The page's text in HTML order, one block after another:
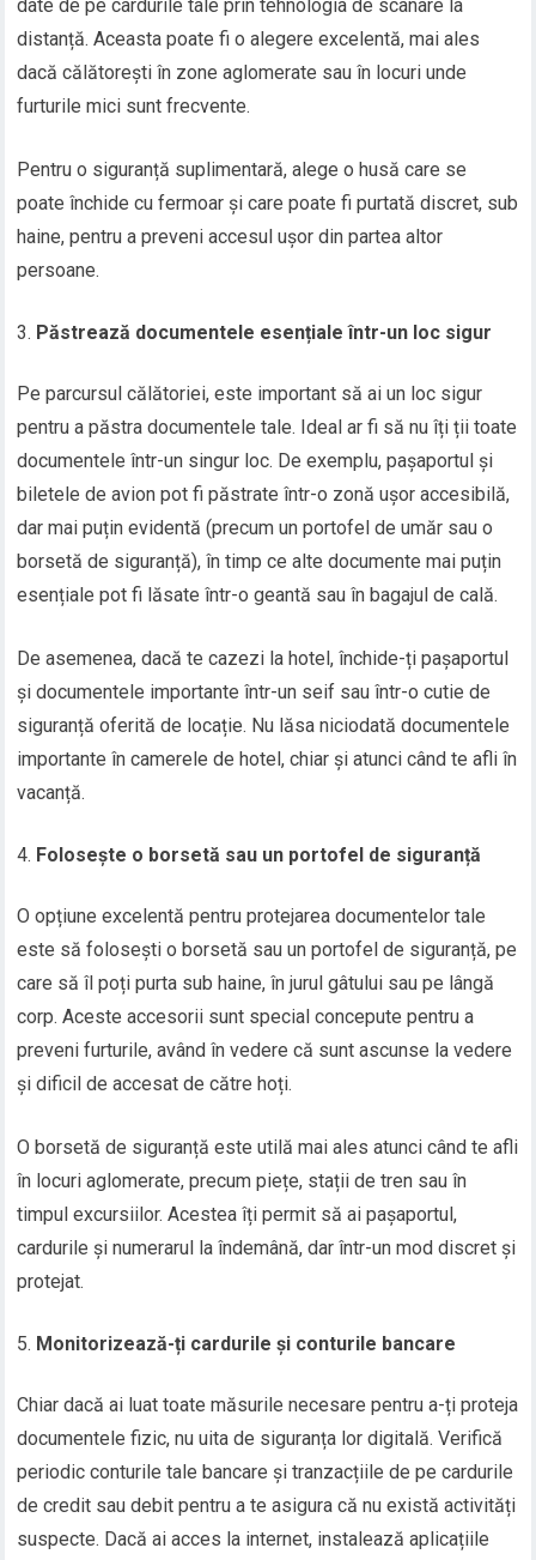
date de pe cardurile tale prin tehnologia de scanare la
distanță. Aceasta poate fi o alegere excelentă, mai ales
dacă călătorești în zone aglomerate sau în locuri unde
furturile mici sunt frecvente.
Pentru o siguranță suplimentară, alege o husă care se
poate închide cu fermoar și care poate fi purtată discret, sub
haine, pentru a preveni accesul ușor din partea altor
persoane.
Păstrează documentele esențiale într-un loc sigur
Pe parcursul călătoriei, este important să ai un loc sigur
pentru a păstra documentele tale. Ideal ar fi să nu îți ții toate
documentele într-un singur loc. De exemplu, pașaportul și
biletele de avion pot fi păstrate într-o zonă ușor accesibilă,
dar mai puțin evidentă (precum un portofel de umăr sau o
borsetă de siguranță), în timp ce alte documente mai puțin
esențiale pot fi lăsate într-o geantă sau în bagajul de cală.
De asemenea, dacă te cazezi la hotel, închide-ți pașaportul
și documentele importante într-un seif sau într-o cutie de
siguranță oferită de locație. Nu lăsa niciodată documentele
importante în camerele de hotel, chiar și atunci când te afli în
vacanță.
Folosește o borsetă sau un portofel de siguranță
O opțiune excelentă pentru protejarea documentelor tale
este să folosești o borsetă sau un portofel de siguranță, pe
care să îl poți purta sub haine, în jurul gâtului sau pe lângă
corp. Aceste accesorii sunt special concepute pentru a
preveni furturile, având în vedere că sunt ascunse la vedere
și dificil de accesat de către hoți.
O borsetă de siguranță este utilă mai ales atunci când te afli
în locuri aglomerate, precum piețe, stații de tren sau în
timpul excursiilor. Acestea îți permit să ai pașaportul,
cardurile și numerarul la îndemână, dar într-un mod discret și
protejat.
Monitorizează-ți cardurile și conturile bancare
Chiar dacă ai luat toate măsurile necesare pentru a-ți proteja
documentele fizic, nu uita de siguranța lor digitală. Verifică
periodic conturile tale bancare și tranzacțiile de pe cardurile
de credit sau debit pentru a te asigura că nu există activități
suspecte. Dacă ai acces la internet, instalează aplicațiile